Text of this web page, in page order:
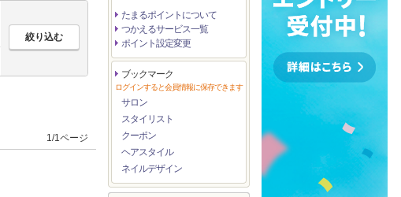
1/1ページ
たまるポイントについて
つかえるサービス一覧
ポイント設定変更
ブックマーク
ログインすると会員情報に保存できます
サロン
スタイリスト
クーポン
ヘアスタイル
ネイルデザイン